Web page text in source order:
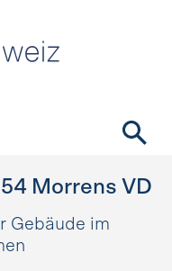
Morrens VD
Gebäude im